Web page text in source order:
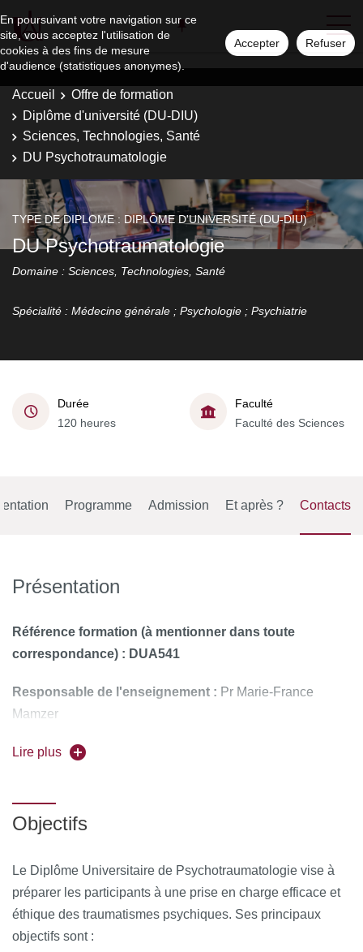
En poursuivant votre navigation sur ce
site, vous acceptez l'utilisation de
cookies à des fins de mesure
d'audience (statistiques anonymes).
Accepter Refuser
Accueil
Offre de formation
Diplôme d'université (DU-DIU)
Sciences, Technologies, Santé
DU Psychotraumatologie
TYPE DE DIPLOME : DIPLÔME D'UNIVERSITÉ (DU-DIU)
DU Psychotraumatologie
Domaine : Sciences, Technologies, Santé
Spécialité : Médecine générale ; Psychologie ; Psychiatrie
Durée
120 heures
Faculté
Faculté des Sciences
Programme Admission Et après ? Contacts
Présentation
Référence formation (à mentionner dans toute
correspondance) : DUA541
Responsable de l'enseignement : Pr Marie-France
Mamzer
Forme de l’enseignement :
Lire plus
Objectifs
Le Diplôme Universitaire de Psychotraumatologie vise à
préparer les participants à une prise en charge efficace et
éthique des traumatismes psychiques. Ses principaux
objectifs sont :